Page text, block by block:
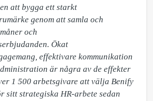
att bygga ett starkt
genom att samla och
och
Ökat
effektivare kommunikation
är några av de effekter
1 500 arbetsgivare att välja Benify
sitt strategiska HR-arbete sedan